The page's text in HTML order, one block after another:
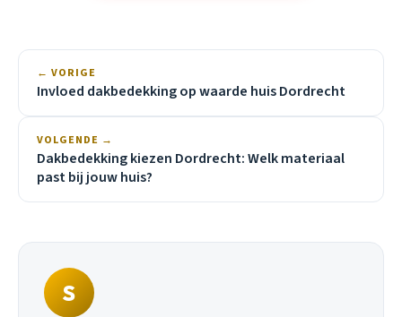
← VORIGE
Invloed dakbedekking op waarde huis Dordrecht
VOLGENDE →
Dakbedekking kiezen Dordrecht: Welk materiaal
past bij jouw huis?
S